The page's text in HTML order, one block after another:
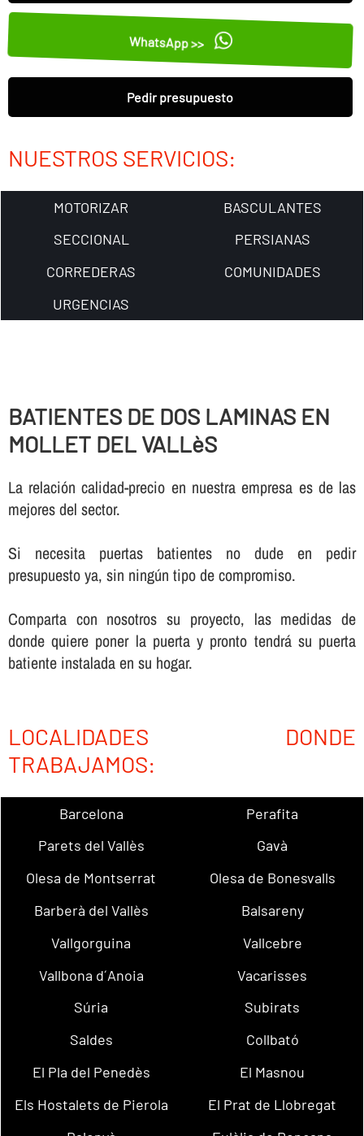
WhatsApp >>
Pedir presupuesto
NUESTROS SERVICIOS:
MOTORIZAR
BASCULANTES
SECCIONAL
PERSIANAS
CORREDERAS
COMUNIDADES
URGENCIAS
BATIENTES DE DOS LAMINAS EN
MOLLET DEL VALLèS
La relación calidad-precio en nuestra empresa es de las
mejores del sector.
Si necesita puertas batientes no dude en pedir
presupuesto ya, sin ningún tipo de compromiso.
Comparta con nosotros su proyecto, las medidas de
donde quiere poner la puerta y pronto tendrá su puerta
batiente instalada en su hogar.
LOCALIDADES DONDE
TRABAJAMOS:
Barcelona
Perafita
Parets del Vallès
Gavà
Olesa de Montserrat
Olesa de Bonesvalls
Barberà del Vallès
Balsareny
Vallgorguina
Vallcebre
Vallbona d´Anoia
Vacarisses
Súria
Subirats
Saldes
Collbató
El Pla del Penedès
El Masnou
Els Hostalets de Pierola
El Prat de Llobregat